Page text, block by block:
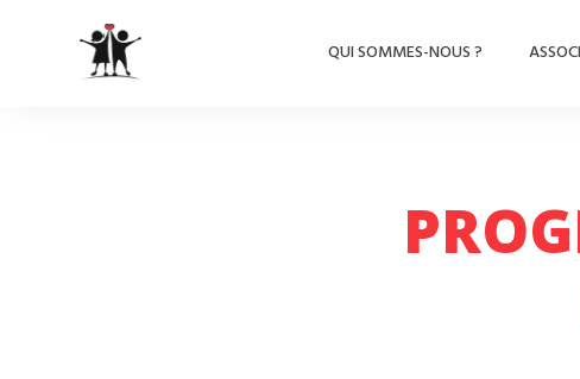
QUI SOMMES-NOUS ?